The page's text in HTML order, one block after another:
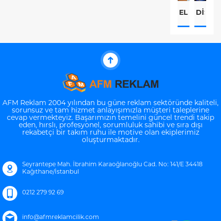
ELIPS
Müşteri Temsilcisi
AFM Reklam 2004 yılından bu güne reklam sektöründe kaliteli,
sorunsuz ve tam hizmet anlayışımızla müşteri taleplerine
cevap vermekteyiz. Başarımızın temelini güncel trendi takip
eden, hırslı, profesyonel, sorumluluk sahibi ve sıra dışı
rekabetçi bir takım ruhu ile motive olan ekiplerimiz
oluşturmaktadır.
Seyrantepe Mah. İbrahim Karaoğlanoğlu Cad. No: 141/E 34418
Kağıthane/İstanbul
0212 279 92 69
info@afmreklamcilik.com